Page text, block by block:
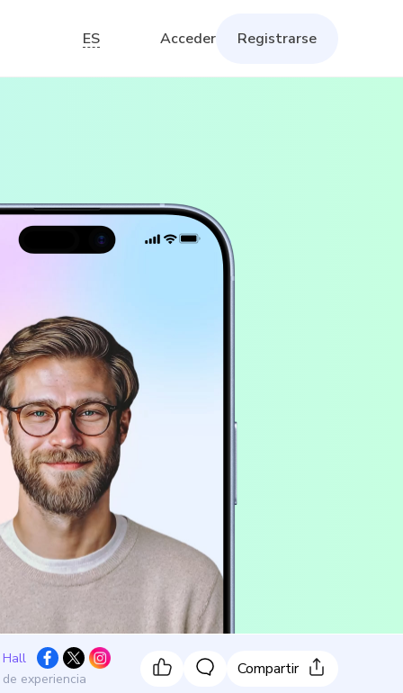
ES Acceder Registrarse
Hall
experiencia
Compartir